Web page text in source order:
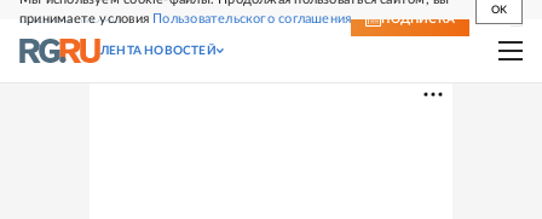
принимаете условия Пользовательского соглашения
OK
СВЕЖИЙ НОМЕР ПОДПИСКА
ЛЕНТА НОВОСТЕЙ